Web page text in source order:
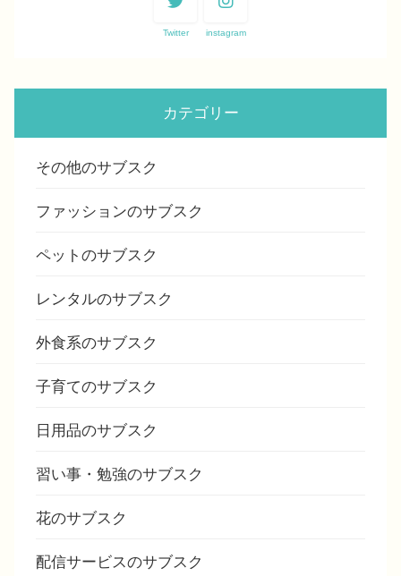
Twitter instagram
カテゴリー
その他のサブスク
ファッションのサブスク
ペットのサブスク
レンタルのサブスク
外食系のサブスク
子育てのサブスク
日用品のサブスク
習い事・勉強のサブスク
花のサブスク
配信サービスのサブスク